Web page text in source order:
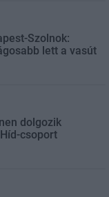
Szolnok:
lett a vasút
dolgozik
csoport